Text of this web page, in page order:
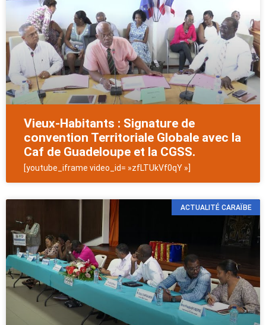
Vieux-Habitants : Signature de
convention Territoriale Globale avec la
Caf de Guadeloupe et la CGSS.
[youtube_iframe video_id= »zfLTUkVf0qY »]
ACTUALITÉ CARAÏBE